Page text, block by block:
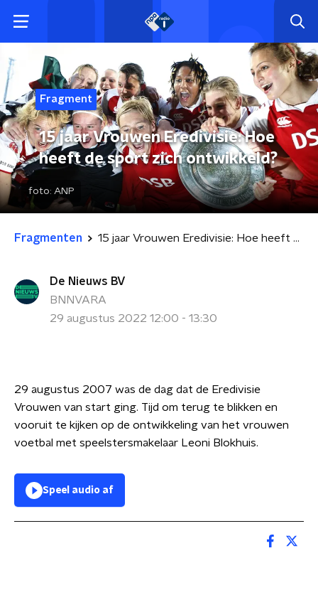
Fragment
15 jaar Vrouwen Eredivisie: Hoe
heeft de sport zich ontwikkeld?
foto: ANP
Fragmenten 15 jaar Vrouwen Eredivisie: Hoe heeft de sport zich ontwikkeld?
De Nieuws BV
BNNVARA
29 augustus 2022 12:00 - 13:30
29 augustus 2007 was de dag dat de Eredivisie
Vrouwen van start ging. Tijd om terug te blikken en
vooruit te kijken op de ontwikkeling van het vrouwen
voetbal met speelstersmakelaar Leoni Blokhuis.
Speel audio af